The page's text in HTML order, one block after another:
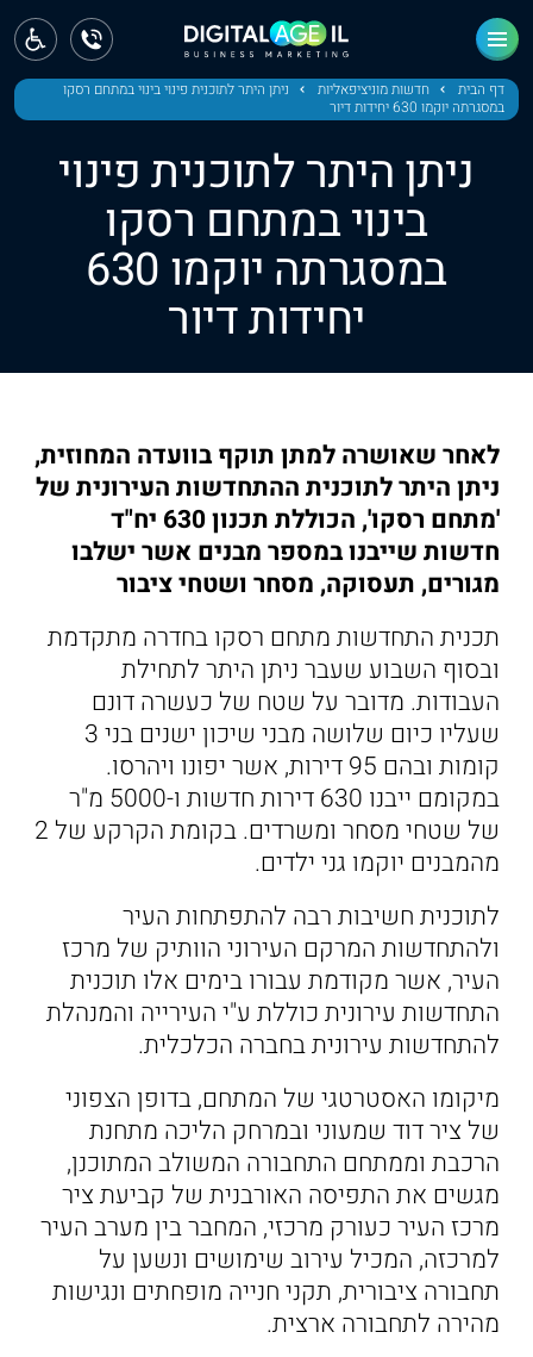
דף הבית חדשות מוניציפאליות
ניתן היתר לתוכנית פינוי בינוי במתחם רסקו
במסגרתה יוקמו 630 יחידות דיור
ניתן היתר לתוכנית פינוי
בינוי במתחם רסקו
במסגרתה יוקמו 630
יחידות דיור
לאחר שאושרה למתן תוקף בוועדה המחוזית,
ניתן היתר לתוכנית ההתחדשות העירונית של
'מתחם רסקו', הכוללת תכנון 630 יח"ד
חדשות שייבנו במספר מבנים אשר ישלבו
מגורים, תעסוקה, מסחר ושטחי ציבור
תכנית התחדשות מתחם רסקו בחדרה מתקדמת
ובסוף השבוע שעבר ניתן היתר לתחילת
העבודות. מדובר על שטח של כעשרה דונם
שעליו כיום שלושה מבני שיכון ישנים בני 3
קומות ובהם 95 דירות, אשר יפונו ויהרסו.
במקומם ייבנו 630 דירות חדשות ו-5000 מ"ר
של שטחי מסחר ומשרדים. בקומת הקרקע של 2
מהמבנים יוקמו גני ילדים.
לתוכנית חשיבות רבה להתפתחות העיר
ולהתחדשות המרקם העירוני הוותיק של מרכז
העיר, אשר מקודמת עבורו בימים אלו תוכנית
התחדשות עירונית כוללת ע"י העירייה והמנהלת
להתחדשות עירונית בחברה הכלכלית.
מיקומו האסטרטגי של המתחם, בדופן הצפוני
של ציר דוד שמעוני ובמרחק הליכה מתחנת
הרכבת וממתחם התחבורה המשולב המתוכנן,
מגשים את התפיסה האורבנית של קביעת ציר
מרכז העיר כעורק מרכזי, המחבר בין מערב העיר
למרכזה, המכיל עירוב שימושים ונשען על
תחבורה ציבורית, תקני חנייה מופחתים ונגישות
מהירה לתחבורה ארצית.
ראשי
חדשות
מחוז חיפה
מחוז מרכז
מחוז דרום